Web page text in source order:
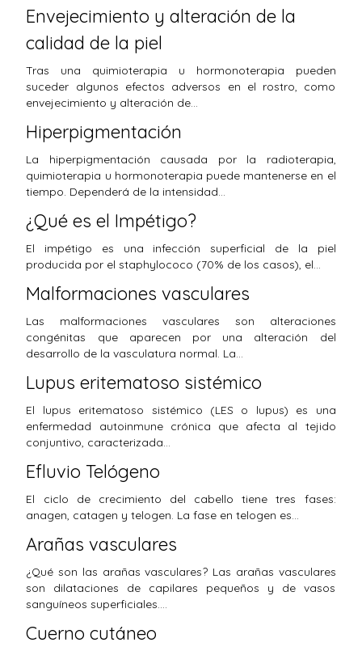
Envejecimiento y alteración de la
calidad de la piel
Tras una quimioterapia u hormonoterapia pueden
suceder algunos efectos adversos en el rostro, como
envejecimiento y alteración de…
Hiperpigmentación
La hiperpigmentación causada por la radioterapia,
quimioterapia u hormonoterapia puede mantenerse en el
tiempo. Dependerá de la intensidad…
¿Qué es el Impétigo?
El impétigo es una infección superficial de la piel
producida por el staphylococo (70% de los casos), el…
Malformaciones vasculares
Las malformaciones vasculares son alteraciones
congénitas que aparecen por una alteración del
desarrollo de la vasculatura normal. La…
Lupus eritematoso sistémico
El lupus eritematoso sistémico (LES o lupus) es una
enfermedad autoinmune crónica que afecta al tejido
conjuntivo, caracterizada…
Efluvio Telógeno
El ciclo de crecimiento del cabello tiene tres fases:
anagen, catagen y telogen. La fase en telogen es…
Arañas vasculares
¿Qué son las arañas vasculares? Las arañas vasculares
son dilataciones de capilares pequeños y de vasos
sanguíneos superficiales.…
Cuerno cutáneo